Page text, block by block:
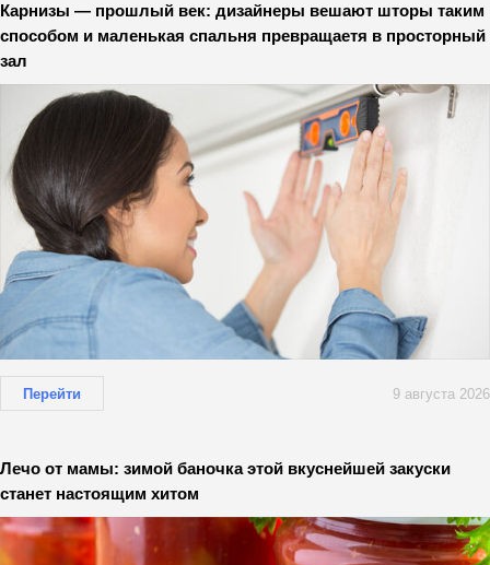
Карнизы — прошлый век: дизайнеры вешают шторы таким
способом и маленькая спальня превращаетя в просторный
зал
Перейти 9 августа 2026
Лечо от мамы: зимой баночка этой вкуснейшей закуски
станет настоящим хитом